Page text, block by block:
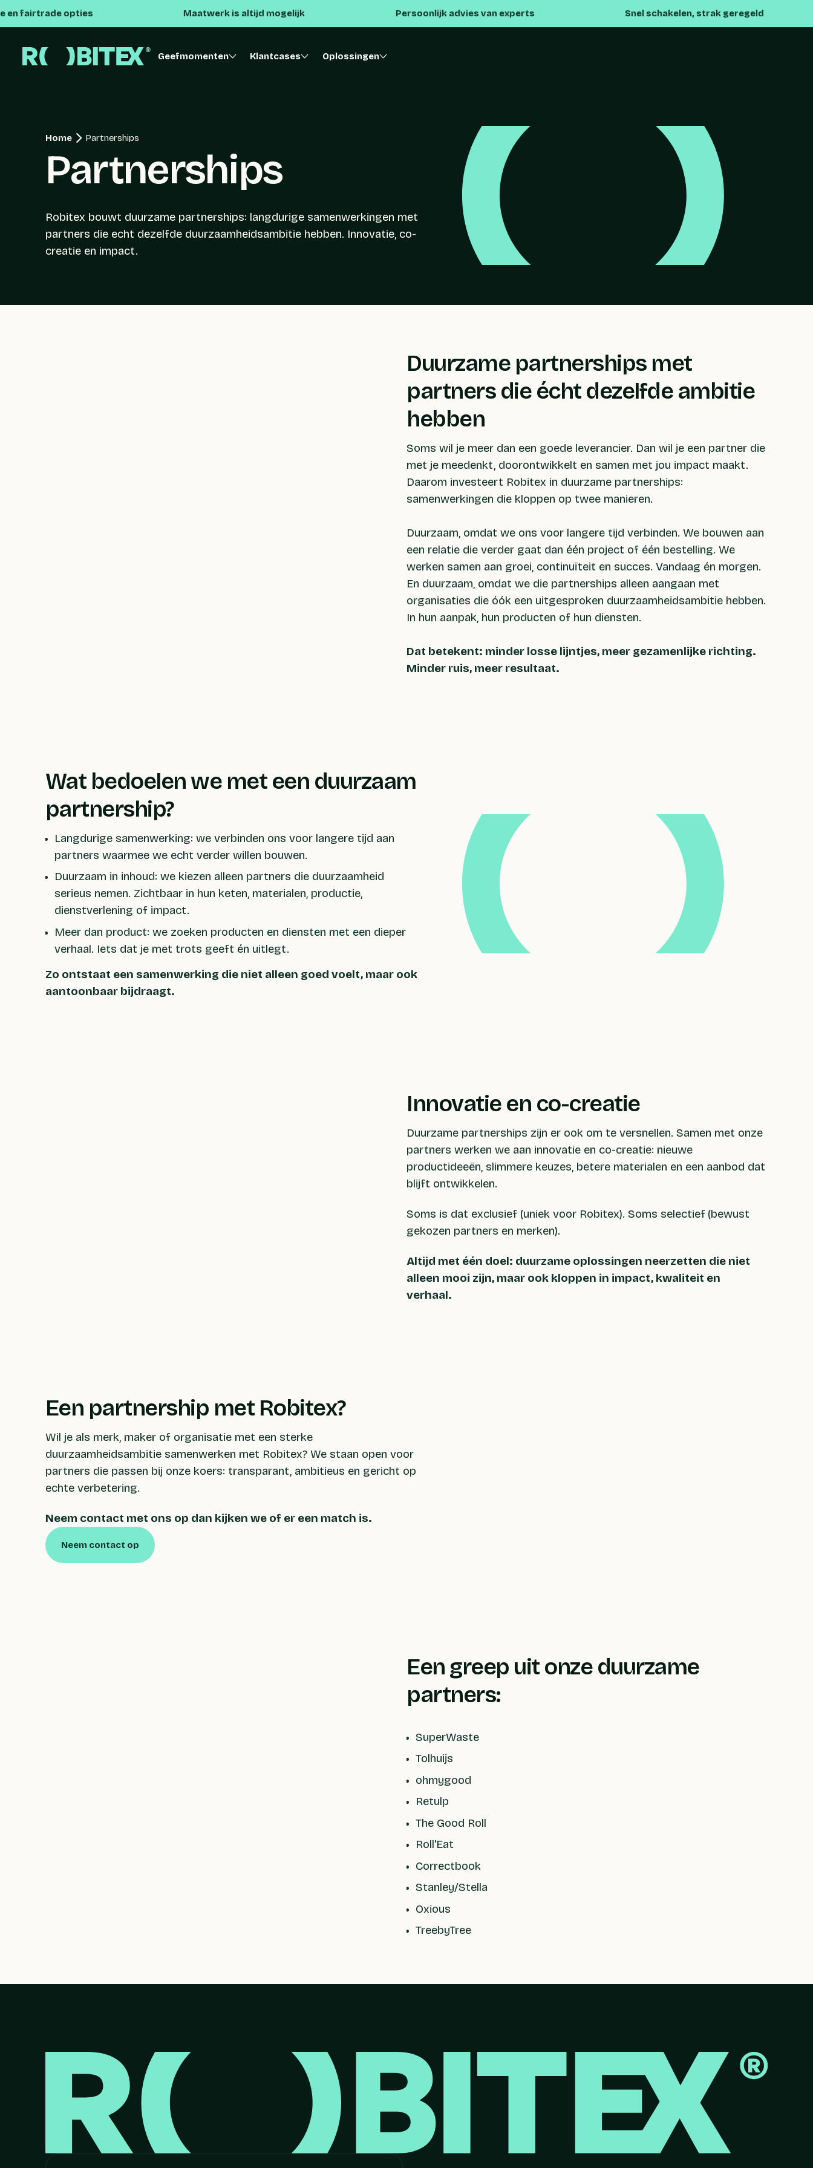
opties Maatwerk is altijd mogelijk Persoonlijk advies van experts Snel schakelen, strak geregeld
Geefmomenten Klantcases Oplossingen
Home Partnerships
Partnerships
Robitex bouwt duurzame partnerships: langdurige samenwerkingen met
partners die echt dezelfde duurzaamheidsambitie hebben. Innovatie, co-
creatie en impact.
Duurzame partnerships met
partners die écht dezelfde ambitie
hebben
Soms wil je meer dan een goede leverancier. Dan wil je een partner die
met je meedenkt, doorontwikkelt en samen met jou impact maakt.
Daarom investeert Robitex in duurzame partnerships:
samenwerkingen die kloppen op twee manieren.
Duurzaam, omdat we ons voor langere tijd verbinden. We bouwen aan
een relatie die verder gaat dan één project of één bestelling. We
werken samen aan groei, continuïteit en succes. Vandaag én morgen.
En duurzaam, omdat we die partnerships alleen aangaan met
organisaties die óók een uitgesproken duurzaamheidsambitie hebben.
In hun aanpak, hun producten of hun diensten.
Dat betekent: minder losse lijntjes, meer gezamenlijke richting.
Minder ruis, meer resultaat.
Wat bedoelen we met een duurzaam
partnership?
Langdurige samenwerking: we verbinden ons voor langere tijd aan
partners waarmee we echt verder willen bouwen.
Duurzaam in inhoud: we kiezen alleen partners die duurzaamheid
serieus nemen. Zichtbaar in hun keten, materialen, productie,
dienstverlening of impact.
Meer dan product: we zoeken producten en diensten met een dieper
verhaal. Iets dat je met trots geeft én uitlegt.
Zo ontstaat een samenwerking die niet alleen goed voelt, maar ook
aantoonbaar bijdraagt.
Innovatie en co-creatie
Duurzame partnerships zijn er ook om te versnellen. Samen met onze
partners werken we aan innovatie en co-creatie: nieuwe
productideeën, slimmere keuzes, betere materialen en een aanbod dat
blijft ontwikkelen.
Soms is dat exclusief (uniek voor Robitex). Soms selectief (bewust
gekozen partners en merken).
Altijd met één doel: duurzame oplossingen neerzetten die niet
alleen mooi zijn, maar ook kloppen in impact, kwaliteit en
verhaal.
Een partnership met Robitex?
Wil je als merk, maker of organisatie met een sterke
duurzaamheidsambitie samenwerken met Robitex? We staan open voor
partners die passen bij onze koers: transparant, ambitieus en gericht op
echte verbetering.
Neem contact met ons op dan kijken we of er een match is.
Neem contact op
Een greep uit onze duurzame
partners:
SuperWaste
Tolhuijs
ohmygood
Retulp
The Good Roll
Roll'Eat
Correctbook
Stanley/Stella
Oxious
TreebyTree